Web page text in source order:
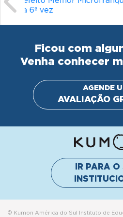
torna um idioma
Ficou com
Venha conhecer
AGENDE
AVALIAÇÃO
IR PARA O
© Kumon América do Sul Instituto de